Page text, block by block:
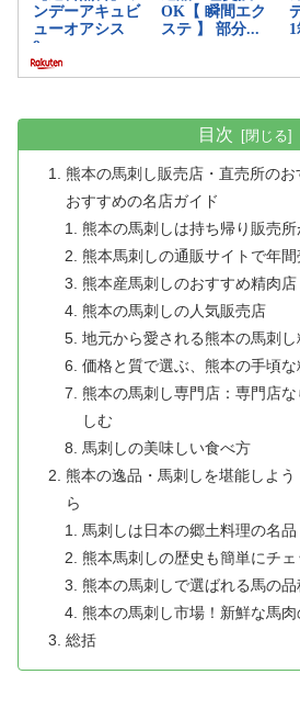
目次
熊本の馬刺し販売店・直売所のお
おすすめの名店ガイド
熊本の馬刺しは持ち帰り販売所
熊本馬刺しの通販サイトで年間
熊本産馬刺しのおすすめ精肉店
熊本の馬刺しの人気販売店
地元から愛される熊本の馬刺し
価格と質で選ぶ、熊本の手頃な
熊本の馬刺し専門店：専門店
しむ
馬刺しの美味しい食べ方
熊本の逸品・馬刺しを堪能しよ
ら
馬刺しは日本の郷土料理の名品
熊本馬刺しの歴史も簡単にチェ
熊本の馬刺しで選ばれる馬の品
熊本の馬刺し市場！新鮮な馬
総括